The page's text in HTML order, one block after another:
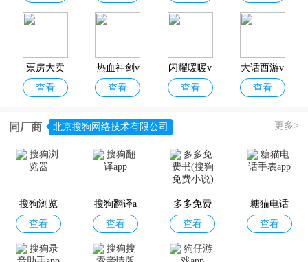
本
票房大卖
王vivo版
查看
热血神剑v
ivo版
查看
闪耀暖暖v
ivo版
查看
大话西游v
ivo版
查看
不朽家族v
绿色征途v
最佳11人v
ivo版
查看
叫我大掌
本
坎特伯雷
天下手游v
NBA篮球
同厂商 北京搜狗网络技术有限公司 更多>
搜狗浏览
器
查看
搜狗翻译a
pp
查看
多多免费
书(搜狗免
费小说)
查看
糖猫电话
手表app
查看